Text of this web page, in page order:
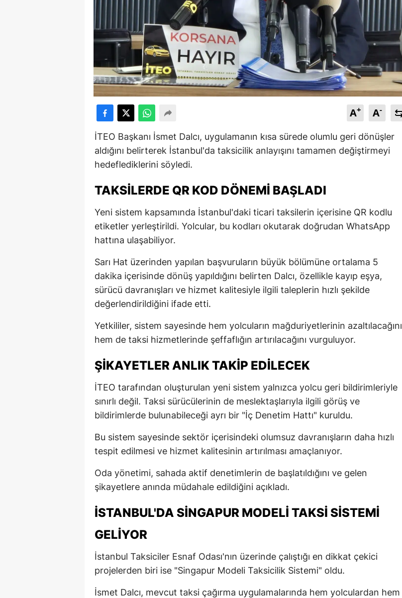
A+ A-
İTEO Başkanı İsmet Dalcı, uygulamanın kısa sürede olumlu geri dönüşler
aldığını belirterek İstanbul'da taksicilik anlayışını tamamen değiştirmeyi
hedeflediklerini söyledi.
TAKSILERDE QR KOD DÖNEMI BAŞLADI
Yeni sistem kapsamında İstanbul'daki ticari taksilerin içerisine QR kodlu
etiketler yerleştirildi. Yolcular, bu kodları okutarak doğrudan WhatsApp
hattına ulaşabiliyor.
Sarı Hat üzerinden yapılan başvuruların büyük bölümüne ortalama 5
dakika içerisinde dönüş yapıldığını belirten Dalcı, özellikle kayıp eşya,
sürücü davranışları ve hizmet kalitesiyle ilgili taleplerin hızlı şekilde
değerlendirildiğini ifade etti.
Yetkililer, sistem sayesinde hem yolcuların mağduriyetlerinin azaltılacağını
hem de taksi hizmetlerinde şeffaflığın artırılacağını vurguluyor.
ŞIKAYETLER ANLIK TAKIP EDILECEK
İTEO tarafından oluşturulan yeni sistem yalnızca yolcu geri bildirimleriyle
sınırlı değil. Taksi sürücülerinin de meslektaşlarıyla ilgili görüş ve
bildirimlerde bulunabileceği ayrı bir "İç Denetim Hattı" kuruldu.
Bu sistem sayesinde sektör içerisindeki olumsuz davranışların daha hızlı
tespit edilmesi ve hizmet kalitesinin artırılması amaçlanıyor.
Oda yönetimi, sahada aktif denetimlerin de başlatıldığını ve gelen
şikayetlere anında müdahale edildiğini açıkladı.
İSTANBUL'DA SINGAPUR MODELI TAKSI SISTEMI
GELIYOR
İstanbul Taksiciler Esnaf Odası'nın üzerinde çalıştığı en dikkat çekici
projelerden biri ise "Singapur Modeli Taksicilik Sistemi" oldu.
İsmet Dalcı, mevcut taksi çağırma uygulamalarında hem yolculardan hem